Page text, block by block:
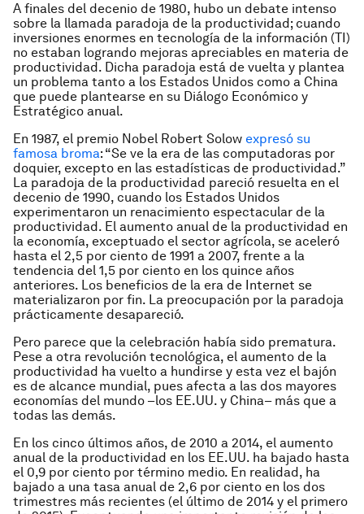
A finales del decenio de 1980, hubo un debate intenso
sobre la llamada paradoja de la productividad; cuando
inversiones enormes en tecnología de la información (TI)
no estaban logrando mejoras apreciables en materia de
productividad. Dicha paradoja está de vuelta y plantea
un problema tanto a los Estados Unidos como a China
que puede plantearse en su Diálogo Económico y
Estratégico anual.
En 1987, el premio Nobel Robert Solow expresó su
famosa broma: “Se ve la era de las computadoras por
doquier, excepto en las estadísticas de productividad.”
La paradoja de la productividad pareció resuelta en el
decenio de 1990, cuando los Estados Unidos
experimentaron un renacimiento espectacular de la
productividad. El aumento anual de la productividad en
la economía, exceptuado el sector agrícola, se aceleró
hasta el 2,5 por ciento de 1991 a 2007, frente a la
tendencia del 1,5 por ciento en los quince años
anteriores. Los beneficios de la era de Internet se
materializaron por fin. La preocupación por la paradoja
prácticamente desapareció.
Pero parece que la celebración había sido prematura.
Pese a otra revolución tecnológica, el aumento de la
productividad ha vuelto a hundirse y esta vez el bajón
es de alcance mundial, pues afecta a las dos mayores
economías del mundo –los EE.UU. y China– más que a
todas las demás.
En los cinco últimos años, de 2010 a 2014, el aumento
anual de la productividad en los EE.UU. ha bajado hasta
el 0,9 por ciento por término medio. En realidad, ha
bajado a una tasa anual de 2,6 por ciento en los dos
trimestres más recientes (el último de 2014 y el primero